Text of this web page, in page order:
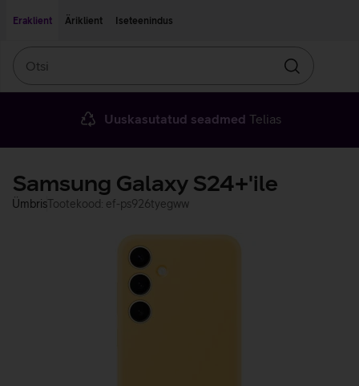
Eraklient
Äriklient Iseteenindus
Otsin
Uuskasutatud seadmed Telias
Samsung Galaxy S24+'ile
ÜmbrisTootekood: ef-ps926tyegww